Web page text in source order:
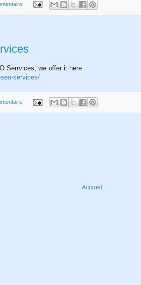
Serrvices, we offer it here
services/
Accueil